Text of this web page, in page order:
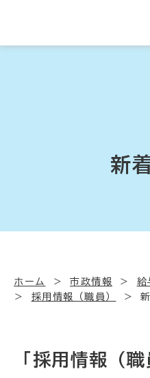
新
ホーム 市政情報
給
採用情報（職員）
「採用情報（